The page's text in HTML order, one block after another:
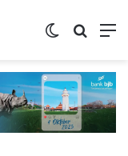
Switch skin